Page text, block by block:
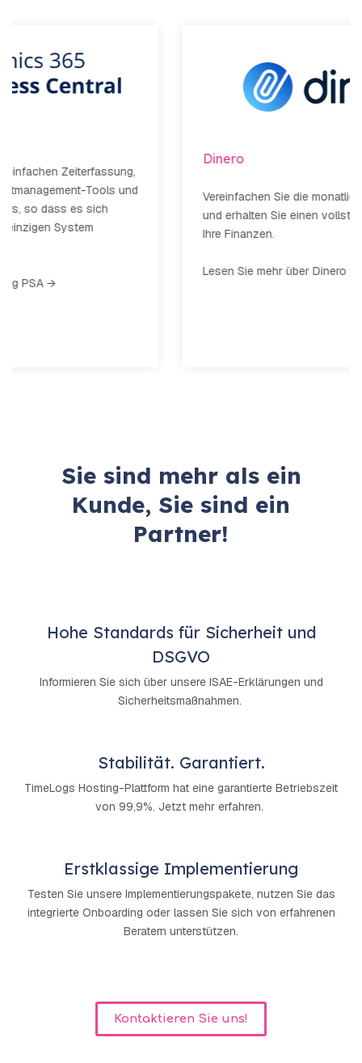
Vereinfachen Sie die monatliche Rechnungsstellung
und erhalten Sie einen vollständigen Überblick über
Ihre Finanzen.
Lesen Sie mehr über Dinero und TimeLog →
Sie sind mehr als ein
Kunde, Sie sind ein
Partner!
Hohe Standards für Sicherheit und
DSGVO
Informieren Sie sich über unsere ISAE-Erklärungen und
Sicherheitsmaßnahmen.
Stabilität. Garantiert.
TimeLogs Hosting-Plattform hat eine garantierte Betriebszeit
von 99,9%. Jetzt mehr erfahren.
Erstklassige Implementierung
Testen Sie unsere Implementierungspakete, nutzen Sie das
integrierte Onboarding oder lassen Sie sich von erfahrenen
Beratern unterstützen.
Kontaktieren Sie uns!